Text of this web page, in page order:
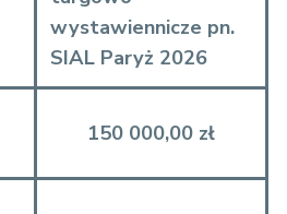
wystawiennicze pn.
SIAL Paryż 2026
150 000,00 zł